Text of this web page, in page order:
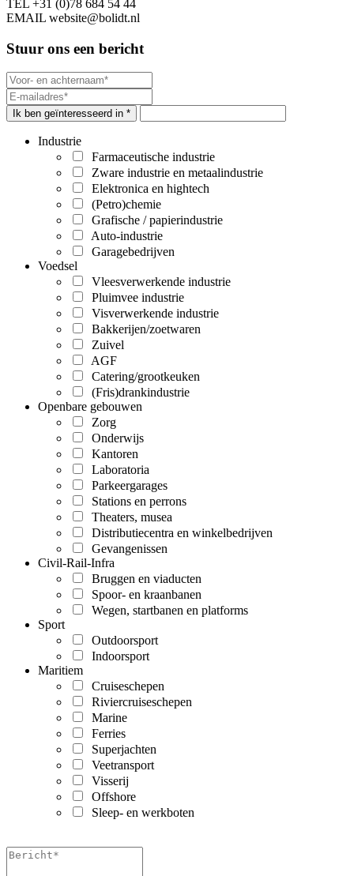
TEL +31 (0)78 684 54 44
EMAIL website@bolidt.nl
Stuur ons een bericht
Ik ben geïnteresseerd in *
Industrie
Farmaceutische industrie
Zware industrie en metaalindustrie
Elektronica en hightech
(Petro)chemie
Grafische / papierindustrie
Auto-industrie
Garagebedrijven
Voedsel
Vleesverwerkende industrie
Pluimvee industrie
Visverwerkende industrie
Bakkerijen/zoetwaren
Zuivel
AGF
Catering/grootkeuken
(Fris)drankindustrie
Openbare gebouwen
Zorg
Onderwijs
Kantoren
Laboratoria
Parkeergarages
Stations en perrons
Theaters, musea
Distributiecentra en winkelbedrijven
Gevangenissen
Civil-Rail-Infra
Bruggen en viaducten
Spoor- en kraanbanen
Wegen, startbanen en platforms
Sport
Outdoorsport
Indoorsport
Maritiem
Cruiseschepen
Riviercruiseschepen
Marine
Ferries
Superjachten
Veetransport
Visserij
Offshore
Sleep- en werkboten